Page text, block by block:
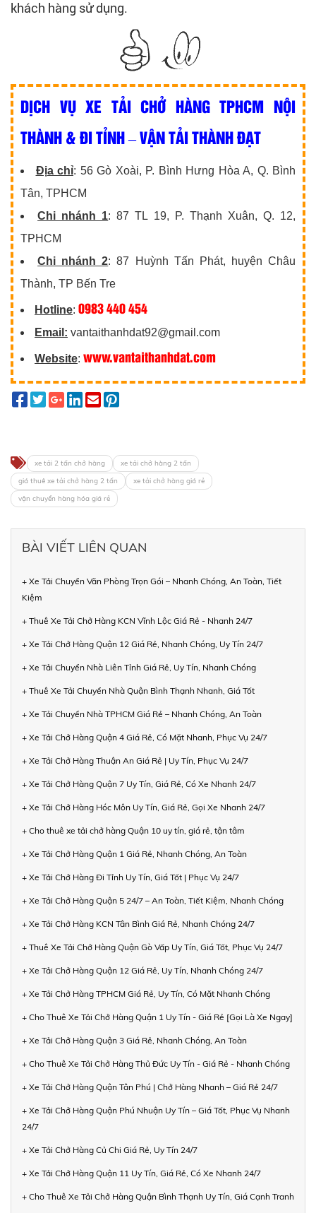
khách hàng sử dụng.
DỊCH VỤ XE TẢI CHỞ HÀNG TPHCM NỘI
THÀNH & ĐI TỈNH – VẬN TẢI THÀNH ĐẠT
Địa chỉ: 56 Gò Xoài, P. Bình Hưng Hòa A, Q. Bình
Tân, TPHCM
Chi nhánh 1: 87 TL 19, P. Thạnh Xuân, Q. 12,
TPHCM
Chi nhánh 2: 87 Huỳnh Tấn Phát, huyện Châu
Thành, TP Bến Tre
Hotline: 0983 440 454
Email: vantaithanhdat92@gmail.com
Website: www.vantaithanhdat.com
xe tải 2 tấn chở hàng
xe tải chở hàng 2 tấn
giá thuê xe tải chở hàng 2 tấn
xe tải chở hàng giá rẻ
vận chuyển hàng hóa giá rẻ
BÀI VIẾT LIÊN QUAN
+ Xe Tải Chuyển Văn Phòng Trọn Gói – Nhanh Chóng, An Toàn, Tiết
Kiệm
+ Thuê Xe Tải Chở Hàng KCN Vĩnh Lộc Giá Rẻ - Nhanh 24/7
+ Xe Tải Chở Hàng Quận 12 Giá Rẻ, Nhanh Chóng, Uy Tín 24/7
+ Xe Tải Chuyển Nhà Liên Tỉnh Giá Rẻ, Uy Tín, Nhanh Chóng
+ Thuê Xe Tải Chuyển Nhà Quận Bình Thạnh Nhanh, Giá Tốt
+ Xe Tải Chuyển Nhà TPHCM Giá Rẻ – Nhanh Chóng, An Toàn
+ Xe Tải Chở Hàng Quận 4 Giá Rẻ, Có Mặt Nhanh, Phục Vụ 24/7
+ Xe Tải Chở Hàng Thuận An Giá Rẻ | Uy Tín, Phục Vụ 24/7
+ Xe Tải Chở Hàng Quận 7 Uy Tín, Giá Rẻ, Có Xe Nhanh 24/7
+ Xe Tải Chở Hàng Hóc Môn Uy Tín, Giá Rẻ, Gọi Xe Nhanh 24/7
+ Cho thuê xe tải chở hàng Quận 10 uy tín, giá rẻ, tận tâm
+ Xe Tải Chở Hàng Quận 1 Giá Rẻ, Nhanh Chóng, An Toàn
+ Xe Tải Chở Hàng Đi Tỉnh Uy Tín, Giá Tốt | Phục Vụ 24/7
+ Xe Tải Chở Hàng Quận 5 24/7 – An Toàn, Tiết Kiệm, Nhanh Chóng
+ Xe Tải Chở Hàng KCN Tân Bình Giá Rẻ, Nhanh Chóng 24/7
+ Thuê Xe Tải Chở Hàng Quận Gò Vấp Uy Tín, Giá Tốt, Phục Vụ 24/7
+ Xe Tải Chở Hàng Quận 12 Giá Rẻ, Uy Tín, Nhanh Chóng 24/7
+ Xe Tải Chở Hàng TPHCM Giá Rẻ, Uy Tín, Có Mặt Nhanh Chóng
+ Cho Thuê Xe Tải Chở Hàng Quận 1 Uy Tín - Giá Rẻ [Gọi Là Xe Ngay]
+ Xe Tải Chở Hàng Quận 3 Giá Rẻ, Nhanh Chóng, An Toàn
+ Cho Thuê Xe Tải Chở Hàng Thủ Đức Uy Tín - Giá Rẻ - Nhanh Chóng
+ Xe Tải Chở Hàng Quận Tân Phú | Chở Hàng Nhanh – Giá Rẻ 24/7
+ Xe Tải Chở Hàng Quận Phú Nhuận Uy Tín – Giá Tốt, Phục Vụ Nhanh
24/7
+ Xe Tải Chở Hàng Củ Chi Giá Rẻ, Uy Tín 24/7
+ Xe Tải Chở Hàng Quận 11 Uy Tín, Giá Rẻ, Có Xe Nhanh 24/7
+ Cho Thuê Xe Tải Chở Hàng Quận Bình Thạnh Uy Tín, Giá Cạnh Tranh